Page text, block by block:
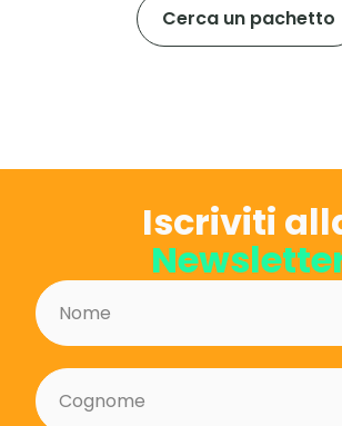
Cerca un pachetto
Iscriviti